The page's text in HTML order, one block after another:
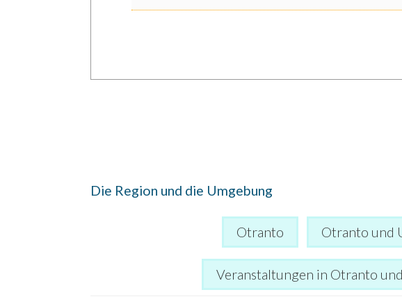
Die Region und die Umgebung
Otranto Otranto und
Veranstaltungen in Otranto